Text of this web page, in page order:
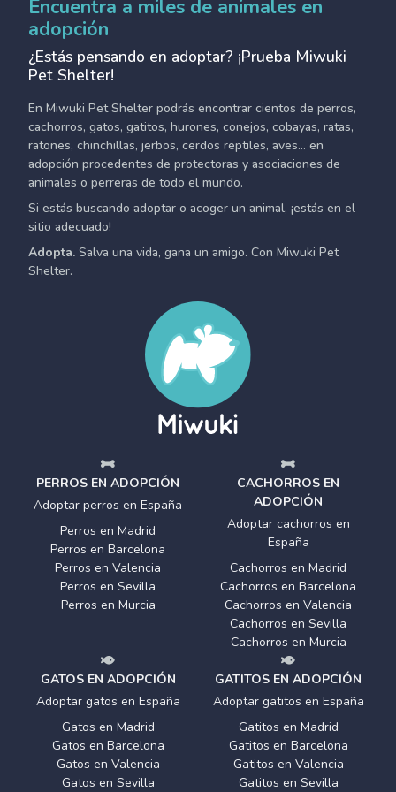
Encuentra a miles de animales en
adopción
¿Estás pensando en adoptar? ¡Prueba Miwuki
Pet Shelter!
En Miwuki Pet Shelter podrás encontrar cientos de perros,
cachorros, gatos, gatitos, hurones, conejos, cobayas, ratas,
ratones, chinchillas, jerbos, cerdos reptiles, aves... en
adopción procedentes de protectoras y asociaciones de
animales o perreras de todo el mundo.
Si estás buscando adoptar o acoger un animal, ¡estás en el
sitio adecuado!
Adopta. Salva una vida, gana un amigo. Con Miwuki Pet
Shelter.
PERROS EN ADOPCIÓN
Adoptar perros en España
Perros en Madrid
Perros en Barcelona
Perros en Valencia
Perros en Sevilla
Perros en Murcia
CACHORROS EN
ADOPCIÓN
Adoptar cachorros en
España
Cachorros en Madrid
Cachorros en Barcelona
Cachorros en Valencia
Cachorros en Sevilla
Cachorros en Murcia
GATOS EN ADOPCIÓN
Adoptar gatos en España
Gatos en Madrid
Gatos en Barcelona
Gatos en Valencia
Gatos en Sevilla
GATITOS EN ADOPCIÓN
Adoptar gatitos en España
Gatitos en Madrid
Gatitos en Barcelona
Gatitos en Valencia
Gatitos en Sevilla